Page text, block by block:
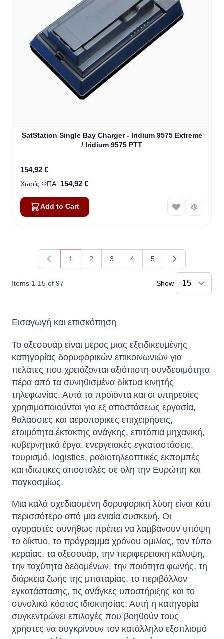
SatStation Single Bay Charger - Iridium 9575 Extreme
/ Iridium 9575 PTT
154,92 €
154,92 €
Add to Cart
Items 1-15 of 97
You're currently reading page
1
Page
2
Page
3
Page
4
Page
5
Show
Εισαγωγή και επισκόπηση
Το αξεσουάρ είναι μέρος μιας εξειδικευμένης
κατηγορίας δορυφορικών επικοινωνιών για
πελάτες που χρειάζονται αξιόπιστη συνδεσιμότητα
πέρα ​​από τα συνηθισμένα δίκτυα κινητής
τηλεφωνίας. Αυτά τα προϊόντα και οι υπηρεσίες
χρησιμοποιούνται για εξ αποστάσεως εργασία,
θαλάσσιες και αεροπορικές επιχειρήσεις,
ετοιμότητα έκτακτης ανάγκης, επιτόπια μηχανική,
κυβερνητικά έργα, ενεργειακές εγκαταστάσεις,
τουρισμό, logistics, ραδιοτηλεοπτικές εκπομπές
και ιδιωτικές αποστολές σε όλη την Ευρώπη και
παγκοσμίως.
Μια καλά σχεδιασμένη δορυφορική λύση είναι κάτι
περισσότερο από μια ενιαία συσκευή. Οι
αγοραστές συνήθως πρέπει να λαμβάνουν υπόψη
το δίκτυο, το πρόγραμμα χρόνου ομιλίας, τον τύπο
κεραίας, τα αξεσουάρ, την περιφερειακή κάλυψη,
την ταχύτητα δεδομένων, την ποιότητα φωνής, τη
διάρκεια ζωής της μπαταρίας, το περιβάλλον
εγκατάστασης, τις ανάγκες υποστήριξης και το
συνολικό κόστος ιδιοκτησίας. Αυτή η κατηγορία
συγκεντρώνει επιλογές που βοηθούν τους
χρήστες να συγκρίνουν τον κατάλληλο εξοπλισμό